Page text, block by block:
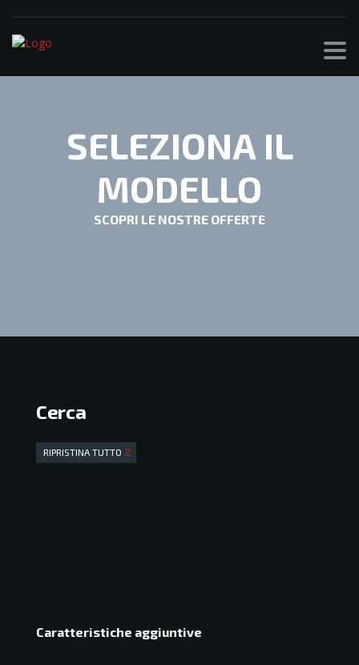
SELEZIONA IL
MODELLO
SCOPRI LE NOSTRE OFFERTE
Cerca
RIPRISTINA TUTTO
Caratteristiche aggiuntive